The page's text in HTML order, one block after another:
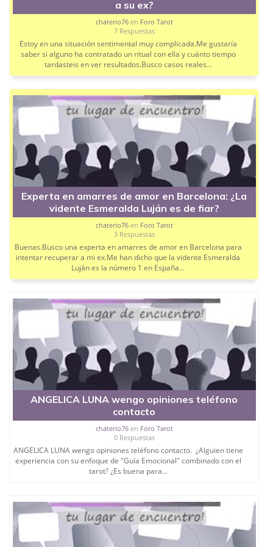
a su ex?
chaterio76en Foro Tarot
7 Respuestas
Estoy en una situación sentimental muy complicada.Me gustaría
saber si alguno ha contratado un ritual con ella y cuánto tiempo
tardasteis en ver resultados.Busco casos reales...
Experta en amarres de amor en Barcelona: ¿La
vidente Esmeralda Luján es de fiar?
chaterio76en Foro Tarot
3 Respuestas
Buenas.Busco una experta en amarres de amor en Barcelona para
intentar recuperar a mi ex.Me han dicho que la vidente Esmeralda
Luján es la número 1 en España...
ANGELICA LUNA wengo opiniones teléfono
contacto
chaterio76en Foro Tarot
0 Respuestas
ANGELICA LUNA wengo opiniones teléfono contacto. ¿Alguien tiene
experiencia con su enfoque de "Guía Emocional" combinado con el
tarot? ¿Es buena para...